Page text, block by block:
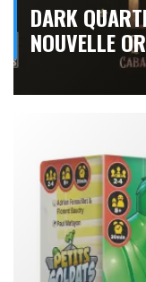
DARK
NOUVELLE